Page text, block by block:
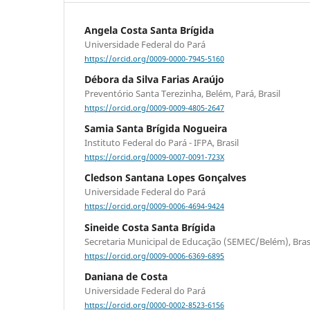
Angela Costa Santa Brígida
Universidade Federal do Pará
https://orcid.org/0009-0000-7945-5160
Débora da Silva Farias Araújo
Preventório Santa Terezinha, Belém, Pará, Brasil
https://orcid.org/0009-0009-4805-2647
Samia Santa Brígida Nogueira
Instituto Federal do Pará - IFPA, Brasil
https://orcid.org/0009-0007-0091-723X
Cledson Santana Lopes Gonçalves
Universidade Federal do Pará
https://orcid.org/0009-0006-4694-9424
Sineide Costa Santa Brígida
Secretaria Municipal de Educação (SEMEC/Belém),
https://orcid.org/0009-0006-6369-6895
Daniana de Costa
Universidade Federal do Pará
https://orcid.org/0000-0002-8523-6156